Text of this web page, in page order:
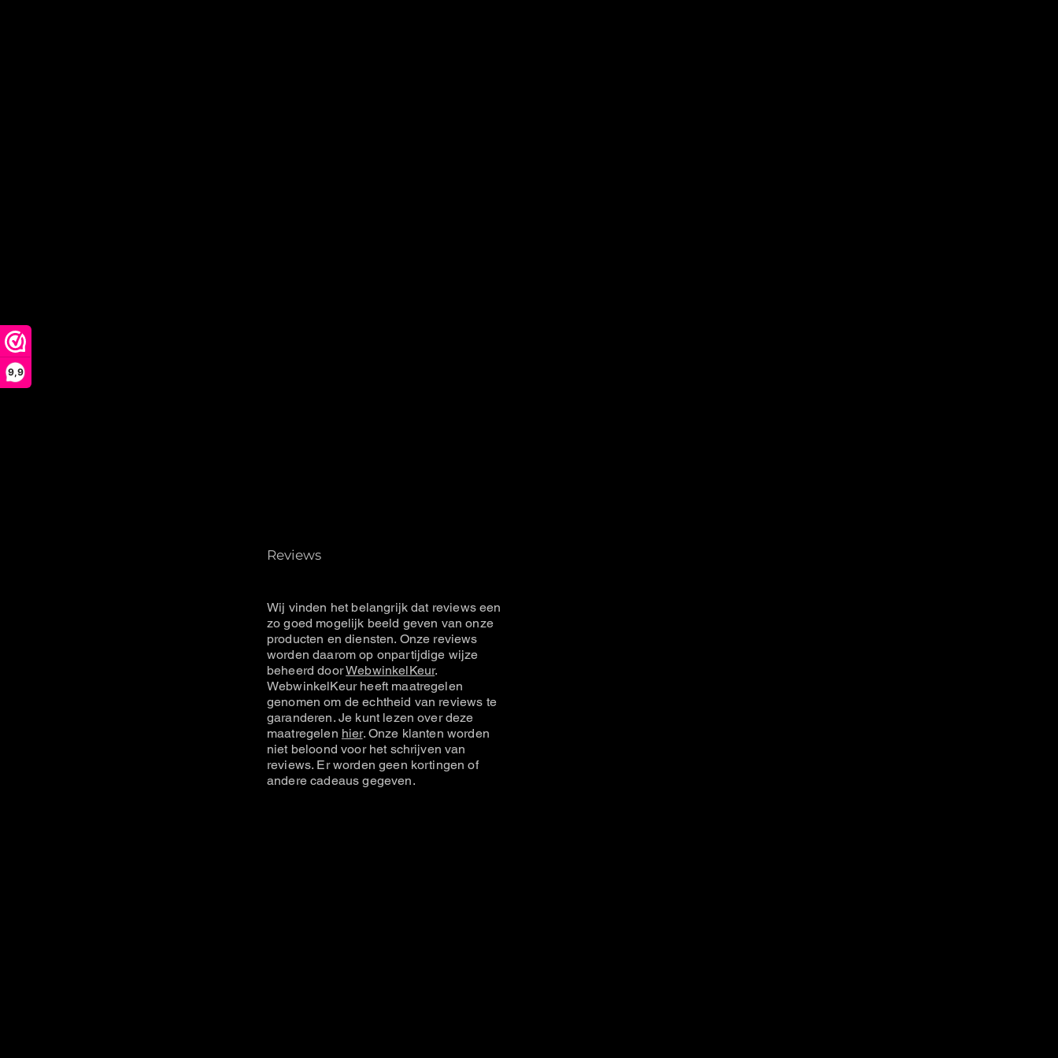
9,9
Reviews
Wij vinden het belangrijk dat reviews een
zo goed mogelijk beeld geven van onze
producten en diensten. Onze reviews
worden daarom op onpartijdige wijze
beheerd doorWebwinkelKeur.
WebwinkelKeur heeft maatregelen
genomen om de echtheid van reviews te
garanderen. Je kunt lezen over deze
maatregelen hier. Onze klanten worden
niet beloond voor het schrijven van
reviews. Er worden geen kortingen of
andere cadeaus gegeven.